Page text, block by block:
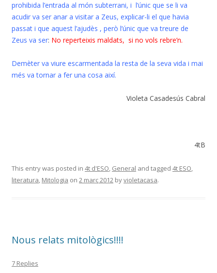
prohibida l’entrada al món subterrani, i l’únic que se li va
acudir va ser anar a visitar a Zeus, explicar-li el que havia
passat i que aquest l’ajudès , però l’únic que va treure de
Zeus va ser: No reperteixis maldats, si no vols rebre’n.
Demèter va viure escarmentada la resta de la seva vida i mai
més va tornar a fer una cosa així.
Violeta Casadesús Cabral
4tB
This entry was posted in 4t d'ESO, General and tagged 4t ESO,
literatura, Mitologia on 2 març 2012 byvioletacasa.
Nous relats mitològics!!!!
7 Replies